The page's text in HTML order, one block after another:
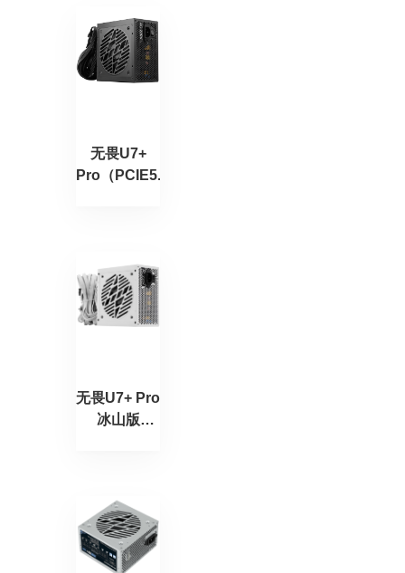
无畏U7+
Pro（PCIE5.1）
无畏U7+ Pro
冰山版